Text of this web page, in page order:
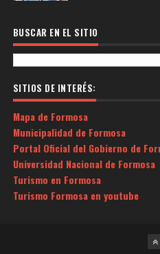
BUSCAR EN EL SITIO
SITIOS DE INTERÉS:
Mapa de Formosa
Municipalidad de Formosa
Portal Oficial del Gobierno de
Universidad Nacional de Formosa
Turismo en Formosa
Turismo Formosa en youtube